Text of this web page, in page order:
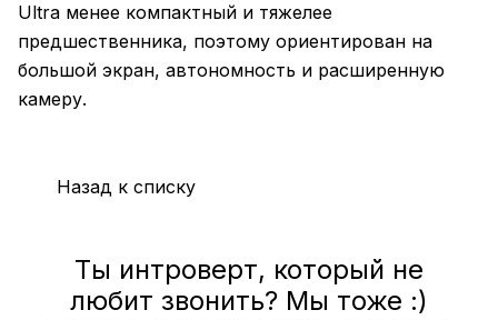
Ultra менее компактный и тяжелее
предшественника, поэтому ориентирован на
большой экран, автономность и расширенную
камеру.
Назад к списку
Ты интроверт, который не
любит звонить? Мы тоже :)